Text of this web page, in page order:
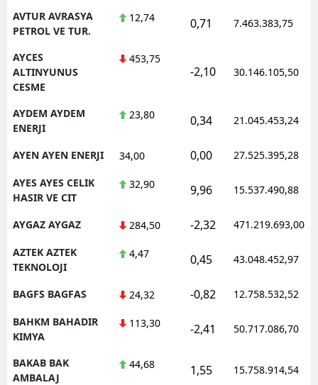
AVTUR AVRASYA
PETROL VE TUR.
12,74 0,71 7.463.383,75
AYCES
ALTINYUNUS
CESME
453,75
-2,10 30.146.105,50
AYDEM AYDEM
ENERJI
23,80 0,34 21.045.453,24
AYEN AYEN ENERJI 34,00 0,00 27.525.395,28
AYES AYES CELIK
HASIR VE CIT
32,90 9,96 15.537.490,88
AYGAZ AYGAZ 284,50 -2,32 471.219.693,00
AZTEK AZTEK
TEKNOLOJI
4,47 0,45 43.048.452,97
BAGFS BAGFAS 24,32 -0,82 12.758.532,52
BAHKM BAHADIR
KIMYA
113,30 -2,41 50.717.086,70
BAKAB BAK
AMBALAJ
44,68 1,55 15.758.914,54